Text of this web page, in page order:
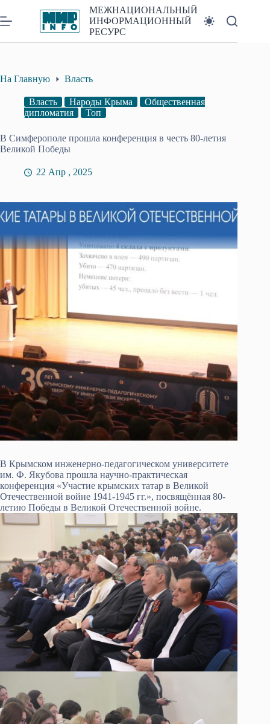
к
сути
МЕЖНАЦИОНАЛЬНЫЙ
ИНФОРМАЦИОННЫЙ
РЕСУРС
На Главную Власть
Власть Народы Крыма
Общественная
дипломатия
Топ
В Симферополе прошла конференция в честь 80-летия
Великой Победы
22 Апр , 2025
В Крымском инженерно-педагогическом университете
им. Ф. Якубова прошла научно-практическая
конференция «Участие крымских татар в Великой
Отечественной войне 1941-1945 гг.», посвящённая 80-
летию Победы в Великой Отечественной войне.